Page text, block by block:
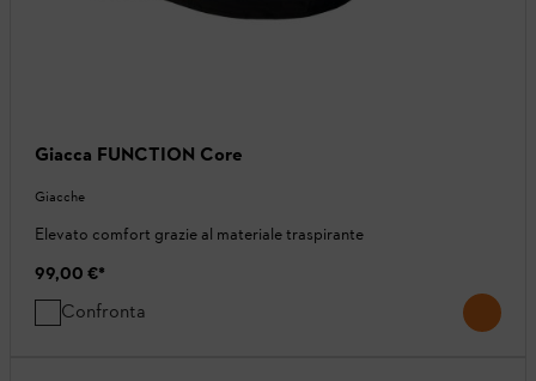
Giacca FUNCTION Core
Giacche
Elevato comfort grazie al materiale traspirante
99,00 €*
Confronta